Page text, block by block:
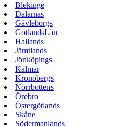
Blekinge
Dalarnas
Gävleborgs
GotlandsLän
Hallands
Jämtlands
Jönköpings
Kalmar
Kronobergs
Norrbottens
Örebro
Östergötlands
Skåne
Södermanlands